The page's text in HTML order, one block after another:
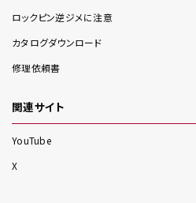
ロックピン逆ジメに注意
カタログダウンロード
修理依頼書
関連サイト
YouTube
X